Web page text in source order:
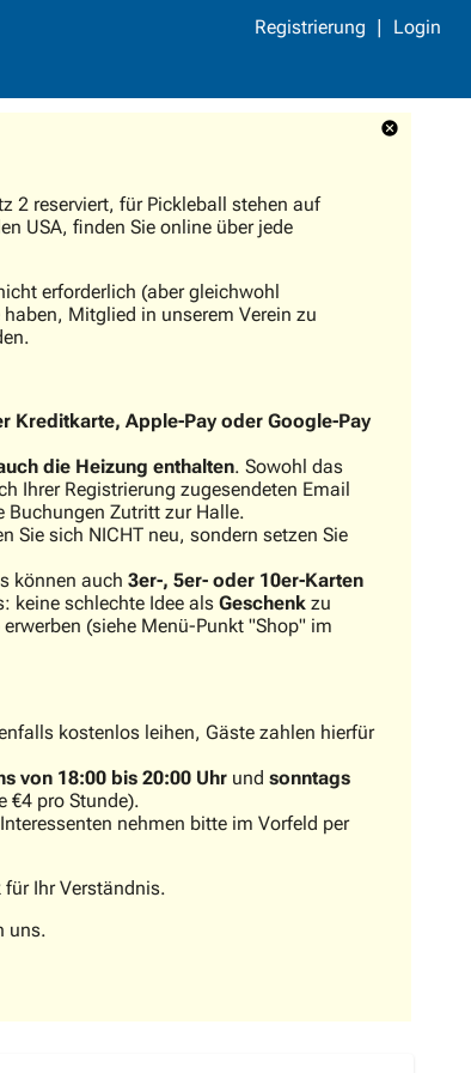
Registrierung
Login
2 reserviert, für Pickleball stehen auf
USA, finden Sie online über jede
erforderlich (aber gleichwohl
Mitglied in unserem Verein zu
Kreditkarte, Apple-Pay oder Google-Pay
die Heizung enthalten. Sowohl das
Ihrer Registrierung zugesendeten Email
Buchungen Zutritt zur Halle.
Sie sich NICHT neu, sondern setzen Sie
können auch 3er-, 5er- oder 10er-Karten
keine schlechte Idee als Geschenk zu
(siehe Menü-Punkt "Shop" im
kostenlos leihen, Gäste zahlen hierfür
von 18:00 bis 20:00 Uhr und sonntags
€4 pro Stunde).
nehmen bitte im Vorfeld per
für Ihr Verständnis.
uns.